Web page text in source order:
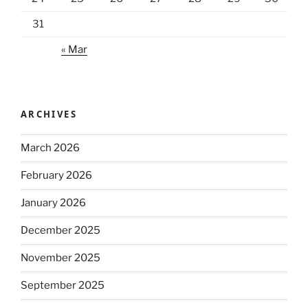
31
« Mar
ARCHIVES
March 2026
February 2026
January 2026
December 2025
November 2025
September 2025